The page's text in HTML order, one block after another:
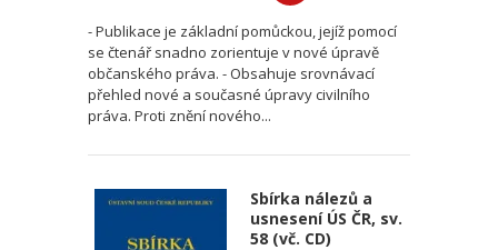
- Publikace je základní pomůckou, jejíž pomocí
se čtenář snadno zorientuje v nové úpravě
občanského práva. - Obsahuje srovnávací
přehled nové a současné úpravy civilního
práva. Proti znění nového...
Sbírka nálezů a
usnesení ÚS ČR, sv.
58 (vč. CD)